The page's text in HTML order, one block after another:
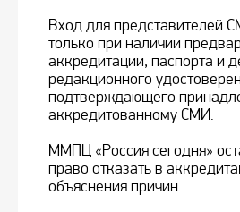
Вход для представителей
только при наличии
аккредитации, паспорта и
редакционного
подтверждающего
аккредитованному СМИ.
ММПЦ «Россия сегодня»
право отказать в
объяснения причин.